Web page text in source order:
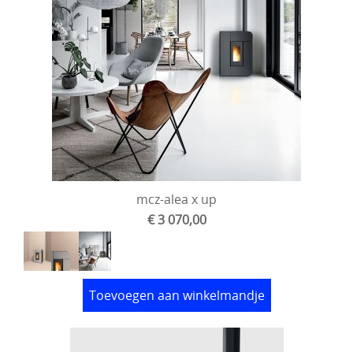
mcz-alea x up
€ 3 070,00
Toevoegen aan winkelmandje